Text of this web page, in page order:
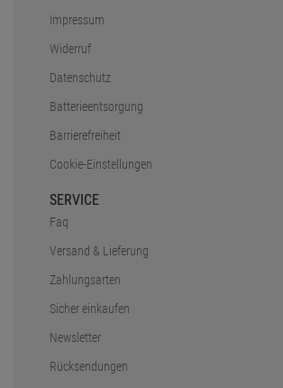
Impressum
Widerruf
Datenschutz
Batterieentsorgung
Barrierefreiheit
Cookie-Einstellungen
SERVICE
Faq
Versand & Lieferung
Zahlungsarten
Sicher einkaufen
Newsletter
Rücksendungen